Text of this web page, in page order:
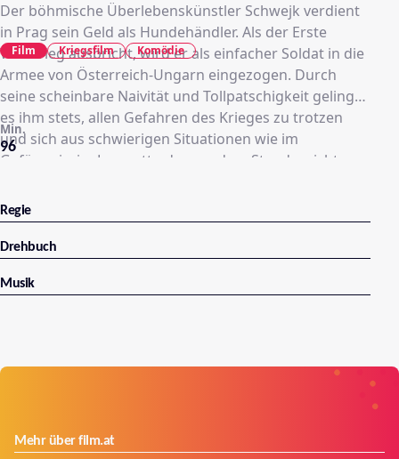
Der böhmische Überlebenskünstler Schwejk verdient
in Prag sein Geld als Hundehändler. Als der Erste
Weltkrieg ausbricht, wird er als einfacher Soldat in die
Armee von Österreich-Ungarn eingezogen. Durch
seine scheinbare Naivität und Tollpatschigkeit gelingt
es ihm stets, allen Gefahren des Krieges zu trotzen
und sich aus schwierigen Situationen wie im
Gefängnis, im Lazarett oder vor dem Standgericht
seinem Stammlokal zusammen mit alten Freunden,
wie dem Wirt Woditschka, der im Krieg ein Bein
verloren hat. Trotz der großen weltpolitischen
geblieben.
96
Min.
Film Kriegsfilm Komödie
Regie
Drehbuch
Musik
Mehr über film.at